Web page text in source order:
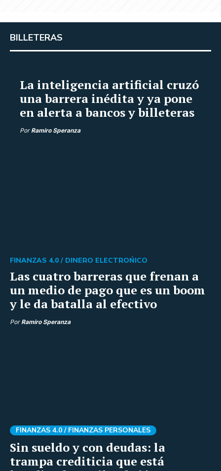
BILLETERAS
La inteligencia artificial cruzó
una barrera inédita y ya pone
en alerta a bancos y billeteras
Por Ramiro Speranza
Las cuatro barreras que frenan a
un medio de pago que es un boom
y le da batalla al efectivo
FINANZAS 4.0 / DINERO ELECTROŃICO
Por Ramiro Speranza
Sin sueldo y con deudas: la
trampa crediticia que está
FINANZAS 4.0 / FINANZAS PERSONALES